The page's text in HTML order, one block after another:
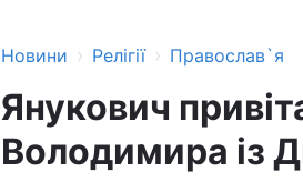
Новини › Релігії › Православ`я
Янукович
Володимира із